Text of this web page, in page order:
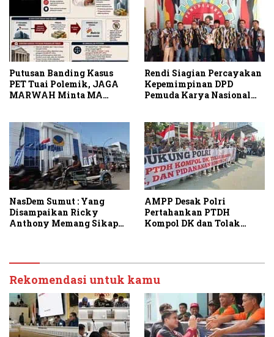
Putusan Banding Kasus
PET Tuai Polemik, JAGA
MARWAH Minta MA
Rendi Siagian Percayakan
Kepemimpinan DPD
Pemuda Karya Nasional
NasDem Sumut : Yang
Disampaikan Ricky
Anthony Memang Sikap
AMPP Desak Polri
Pertahankan PTDH
Kompol DK dan Tolak
Rekomendasi untuk kamu